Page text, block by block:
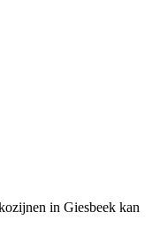
in Giesbeek kan